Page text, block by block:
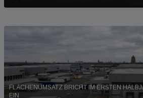
FLÄCHENUMSATZ BRICHT IM ERSTEN
EIN